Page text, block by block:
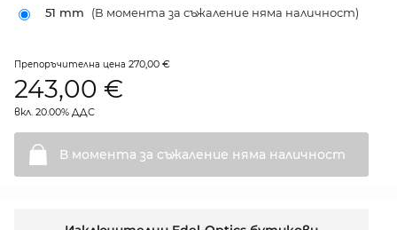
51 mm (В момента за съжаление няма наличност)
Препоръчителна цена 270,00 €
243,00 €
вкл. 20.00% ДДС
В момента за съжаление няма наличност